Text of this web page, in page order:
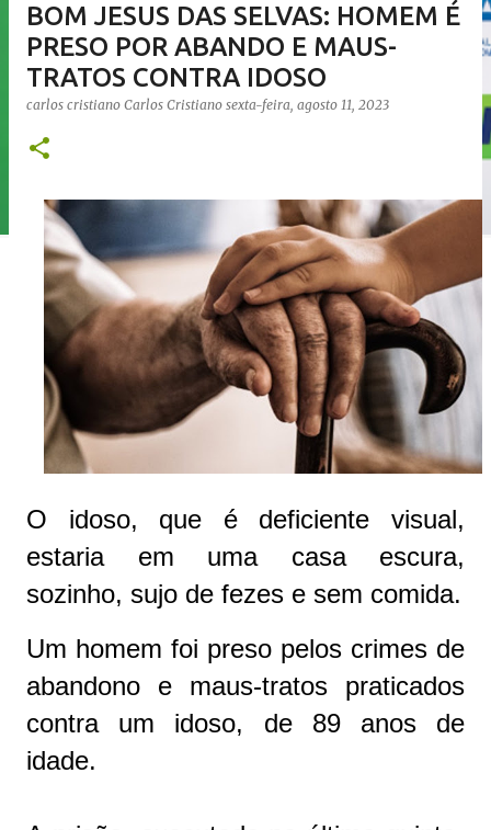
BOM JESUS DAS SELVAS: HOMEM É
PRESO POR ABANDO E MAUS-
TRATOS CONTRA IDOSO
carlos cristiano Carlos Cristiano sexta-feira, agosto 11, 2023
O idoso, que é deficiente visual,
estaria em uma casa escura,
sozinho, sujo de fezes e sem comida.
Um homem foi preso pelos crimes de
abandono e maus-tratos praticados
contra um idoso, de 89 anos de
idade.